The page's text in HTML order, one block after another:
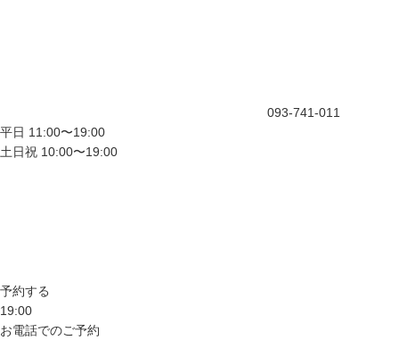
093-741-011
平日 11:00〜19:00
土日祝 10:00〜19:00
予約する
19:00
お電話でのご予約